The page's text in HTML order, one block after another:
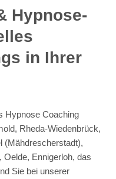
Hypnose-
in Ihrer
Hypnose Coaching
Rheda-Wiedenbrück,
(Mähdrescherstadt),
Ennigerloh, das
Sie bei unserer